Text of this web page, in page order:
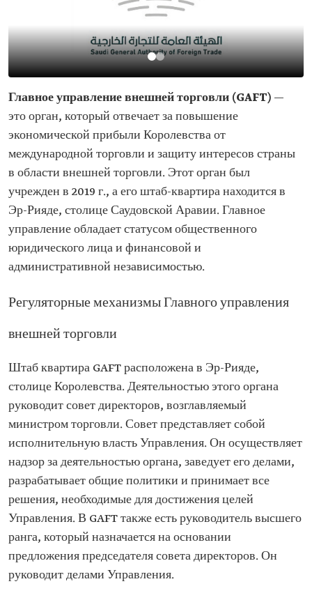
Главное управление внешней торговли (GAFT) —
это орган, который отвечает за повышение
экономической прибыли Королевства от
международной торговли и защиту интересов страны
в области внешней торговли. Этот орган был
учрежден в 2019 г., а его штаб-квартира находится в
Эр-Рияде, столице Саудовской Аравии. Главное
управление обладает статусом общественного
юридического лица и финансовой и
административной независимостью.
Регуляторные механизмы Главного управления
внешней торговли
Штаб квартира GAFT расположена в Эр-Рияде,
столице Королевства. Деятельностью этого органа
руководит совет директоров, возглавляемый
министром торговли. Совет представляет собой
исполнительную власть Управления. Он осуществляет
надзор за деятельностью органа, заведует его делами,
разрабатывает общие политики и принимает все
решения, необходимые для достижения целей
Управления. В GAFT также есть руководитель высшего
ранга, который назначается на основании
предложения председателя совета директоров. Он
руководит делами Управления.